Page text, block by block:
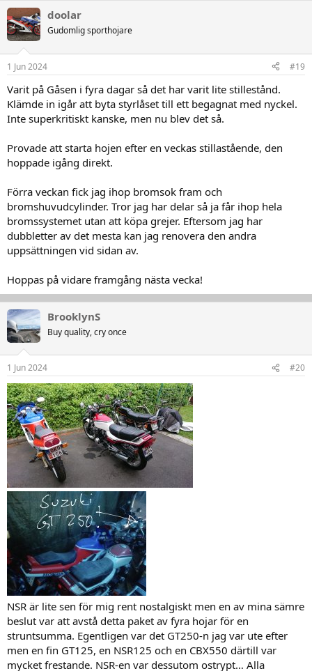
k
t
i
e
:
doolar
Gudomlig sporthojare
1 Jun 2024 #19
Varit på Gåsen i fyra dagar så det har varit lite stillestånd.
Klämde in igår att byta styrlåset till ett begagnat med nyckel.
Inte superkritiskt kanske, men nu blev det så.
Provade att starta hojen efter en veckas stillastående, den
hoppade igång direkt.
Förra veckan fick jag ihop bromsok fram och
bromshuvudcylinder. Tror jag har delar så ja får ihop hela
bromssystemet utan att köpa grejer. Eftersom jag har
dubbletter av det mesta kan jag renovera den andra
uppsättningen vid sidan av.
Hoppas på vidare framgång nästa vecka!
BrooklynS
Buy quality, cry once
1 Jun 2024 #20
NSR är lite sen för mig rent nostalgiskt men en av mina sämre
beslut var att avstå detta paket av fyra hojar för en
struntsumma. Egentligen var det GT250-n jag var ute efter
men en fin GT125, en NSR125 och en CBX550 därtill var
mycket frestande. NSR-en var dessutom ostrypt… Alla